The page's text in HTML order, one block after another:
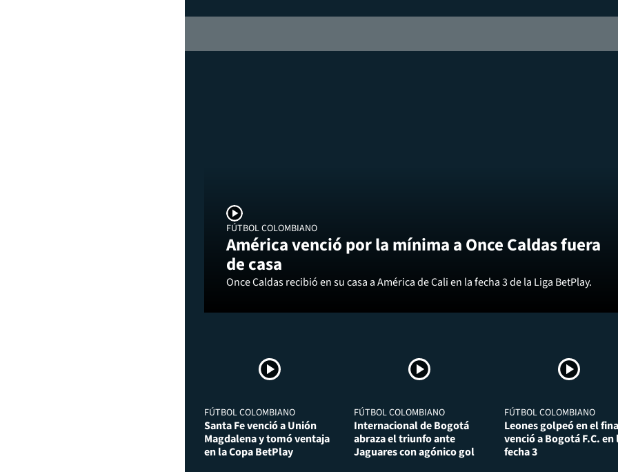
FÚTBOL COLOMBIANO
América venció por la mínima a Once Caldas fuera
de casa
Once Caldas recibió en su casa a América de Cali en la fecha 3 de la Liga BetPlay.
FÚTBOL COLOMBIANO
Santa Fe venció a Unión
Magdalena y tomó ventaja
en la Copa BetPlay
FÚTBOL COLOMBIANO
Internacional de Bogotá
abraza el triunfo ante
Jaguares con agónico gol
FÚTBOL COLOMBIANO
Leones golpeó en el
venció a Bogotá F.C. en
fecha 3